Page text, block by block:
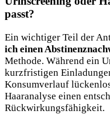
passt?
Ein wichtiger Teil der
ich einen
Methode. Während ein
kurzfristigen
Konsumverlauf
Haaranalyse einen
Rückwirkungsfähigkeit.